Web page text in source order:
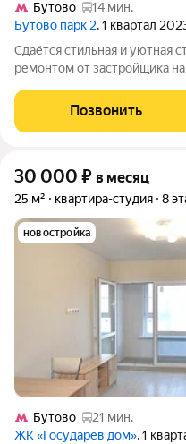
Бутово
14 мин.
Бутово парк 2, 1 квартал
Сдаётся стильная и уютная
ремонтом от застройщика
панель Дом - панельный. В
пассажирских. Во
Позвонить
30 000 ₽ в месяц
25 м² квартира-студия 8
новостройка
Бутово
21 мин.
ЖК «Государев дом», 1